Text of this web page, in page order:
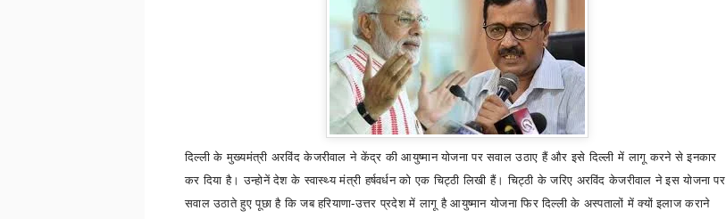
दिल्ली के मुख्यमंत्री अरविंद केजरीवाल ने केंद्र की आयुष्मान योजना पर सवाल उठाए हैं और इसे दिल्ली में लागू करने से इनकार
कर दिया है। उन्होनें देश के स्वास्थ्य मंत्री हर्षवर्धन को एक चिट्ठी लिखी हैं। चिट्ठी के जरिए अरविंद केजरीवाल ने इस योजना पर
सवाल उठाते हुए पूछा है कि जब हरियाणा-उत्तर प्रदेश में लागू है आयुष्मान योजना फिर दिल्ली के अस्पतालों में क्यों इलाज कराने